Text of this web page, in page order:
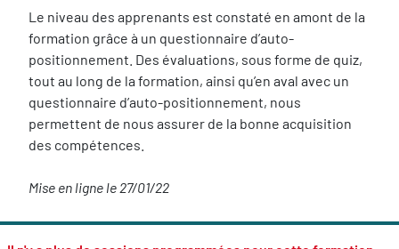
Le niveau des apprenants est constaté en amont de la
formation grâce à un questionnaire d’auto-
positionnement. Des évaluations, sous forme de quiz,
tout au long de la formation, ainsi qu’en aval avec un
questionnaire d’auto-positionnement, nous
permettent de nous assurer de la bonne acquisition
des compétences.
Mise en ligne le 27/01/22